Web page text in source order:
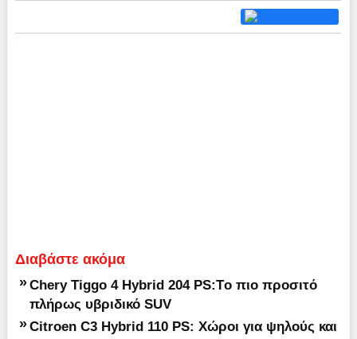
Διαβάστε ακόμα
» Chery Tiggo 4 Hybrid 204 PS:Tο πιο προσιτό
πλήρως υβριδικό SUV
» Citroen C3 Hybrid 110 PS: Χώροι για ψηλούς και